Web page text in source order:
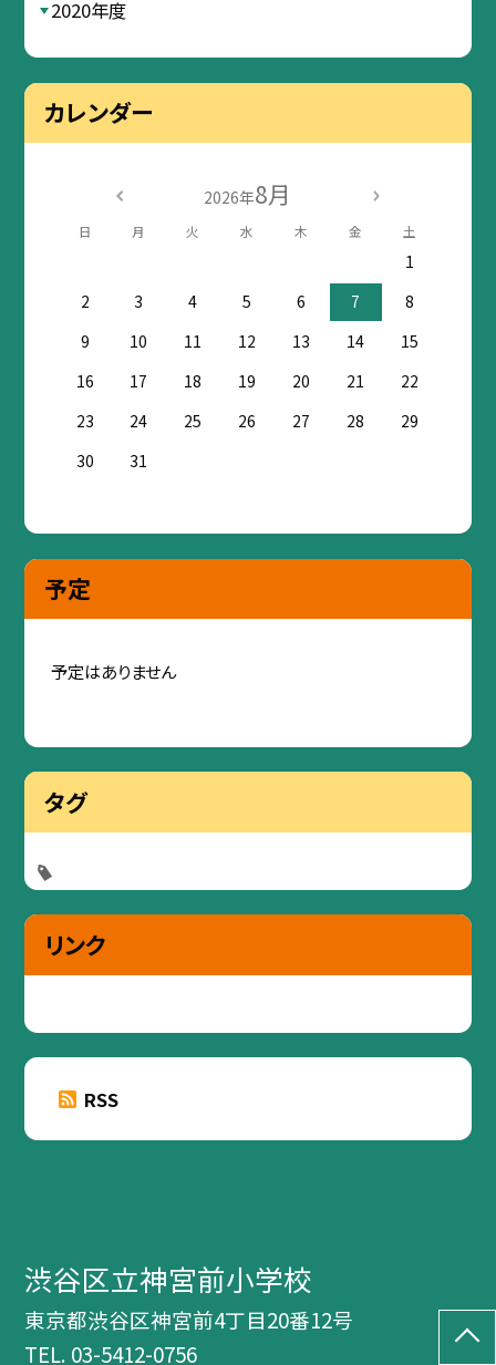
2020年度
カレンダー
2026年8月
日 月 火 水 木 金 土
1
2
3 4 5 6 7
8
9
10 11 12 13 14
15
16
17 18 19 20 21
22
23
24 25 26 27 28
29
30
31
予定
予定はありません
タグ
リンク
RSS
渋谷区立神宮前小学校
東京都渋谷区神宮前4丁目20番12号
TEL. 03-5412-0756